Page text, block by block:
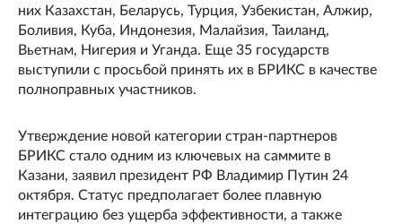
них Казахстан, Беларусь, Турция, Узбекистан, Алжир,
Боливия, Куба, Индонезия, Малайзия, Таиланд,
Вьетнам, Нигерия и Уганда. Еще 35 государств
выступили с просьбой принять их в БРИКС в качестве
полноправных участников.
Утверждение новой категории стран-партнеров
БРИКС стало одним из ключевых на саммите в
Казани, заявил президент РФ Владимир Путин 24
октября. Статус предполагает более плавную
интеграцию без ущерба эффективности, а также